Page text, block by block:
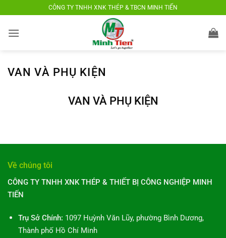
nội
CÔNG TY TNHH XNK THÉP & TBCN MINH TIẾN
VAN VÀ PHỤ KIỆN
VAN VÀ PHỤ KIỆN
Về chúng tôi
CÔNG TY TNHH XNK THÉP & THIẾT BỊ CÔNG NGHIỆP MINH
TIẾN
Trụ Sở Chính: 1097 Huỳnh Văn Lũy, phường Bình Dương,
Thành phố Hồ Chí Minh